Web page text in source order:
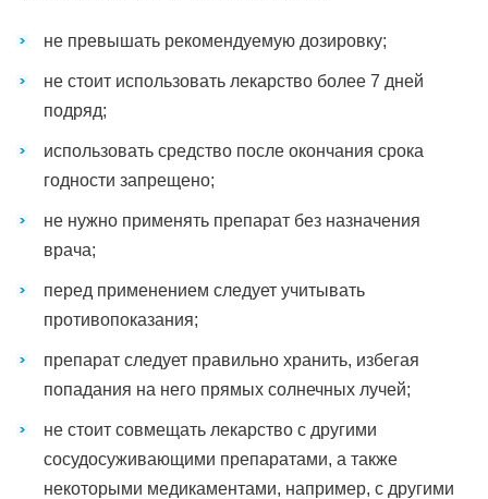
не превышать рекомендуемую дозировку;
не стоит использовать лекарство более 7 дней
подряд;
использовать средство после окончания срока
годности запрещено;
не нужно применять препарат без назначения
врача;
перед применением следует учитывать
противопоказания;
препарат следует правильно хранить, избегая
попадания на него прямых солнечных лучей;
не стоит совмещать лекарство с другими
сосудосуживающими препаратами, а также
некоторыми медикаментами, например, с другими